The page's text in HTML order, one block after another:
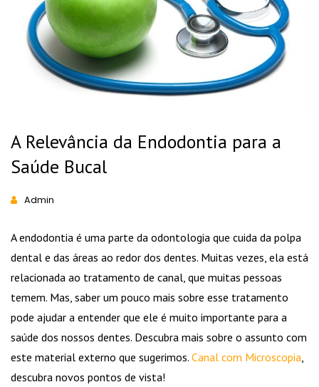
A Relevância da Endodontia para a
Saúde Bucal
Admin
A endodontia é uma parte da odontologia que cuida da polpa
dental e das áreas ao redor dos dentes. Muitas vezes, ela está
relacionada ao tratamento de canal, que muitas pessoas
temem. Mas, saber um pouco mais sobre esse tratamento
pode ajudar a entender que ele é muito importante para a
saúde dos nossos dentes. Descubra mais sobre o assunto com
este material externo que sugerimos. Canal com Microscopia
descubra novos pontos de vista!